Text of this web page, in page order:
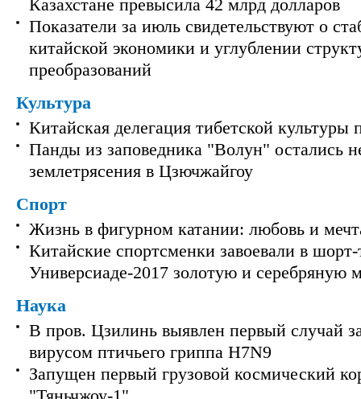
Казахстане превысила 42 млрд долларов
Показатели за июль свидетельствуют о
китайской экономики и углублении
преобразований
Культура
Китайская делегация тибетской культуры
Панды из заповедника "Волун" остались
землетрясения в Цзючжайгоу
Спорт
Жизнь в фигурном катании: любовь и
Китайские спортсменки завоевали в шорт-
Универсиаде-2017 золотую и серебряную
Наука
В пров. Цзилинь выявлен первый случай
вирусом птичьего гриппа H7N9
Запущен первый грузовой космический